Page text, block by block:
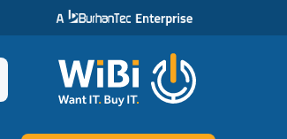
تخطي إلى المحتوى